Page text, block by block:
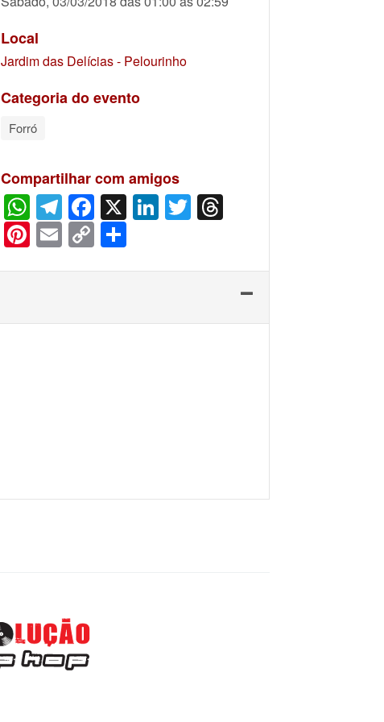
Local
Jardim das Delícias - Pelourinho
Categoria do evento
Forró
Compartilhar com amigos
WhatsApp
Telegram
Facebook
X LinkedIn
Twitter
Pinterest
Email
Copy
Link